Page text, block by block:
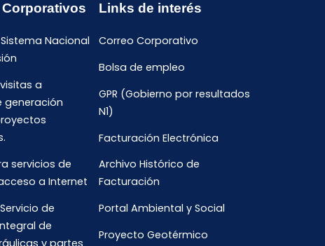
Nacional
a
generación
servicios de
a Internet
de
de
y partes
Links de interés
Correo Corporativo
Bolsa de empleo
GPR (Gobierno por resultados
N1)
Facturación Electrónica
Archivo Histórico de
Facturación
Portal Ambiental y Social
Proyecto Geotérmico